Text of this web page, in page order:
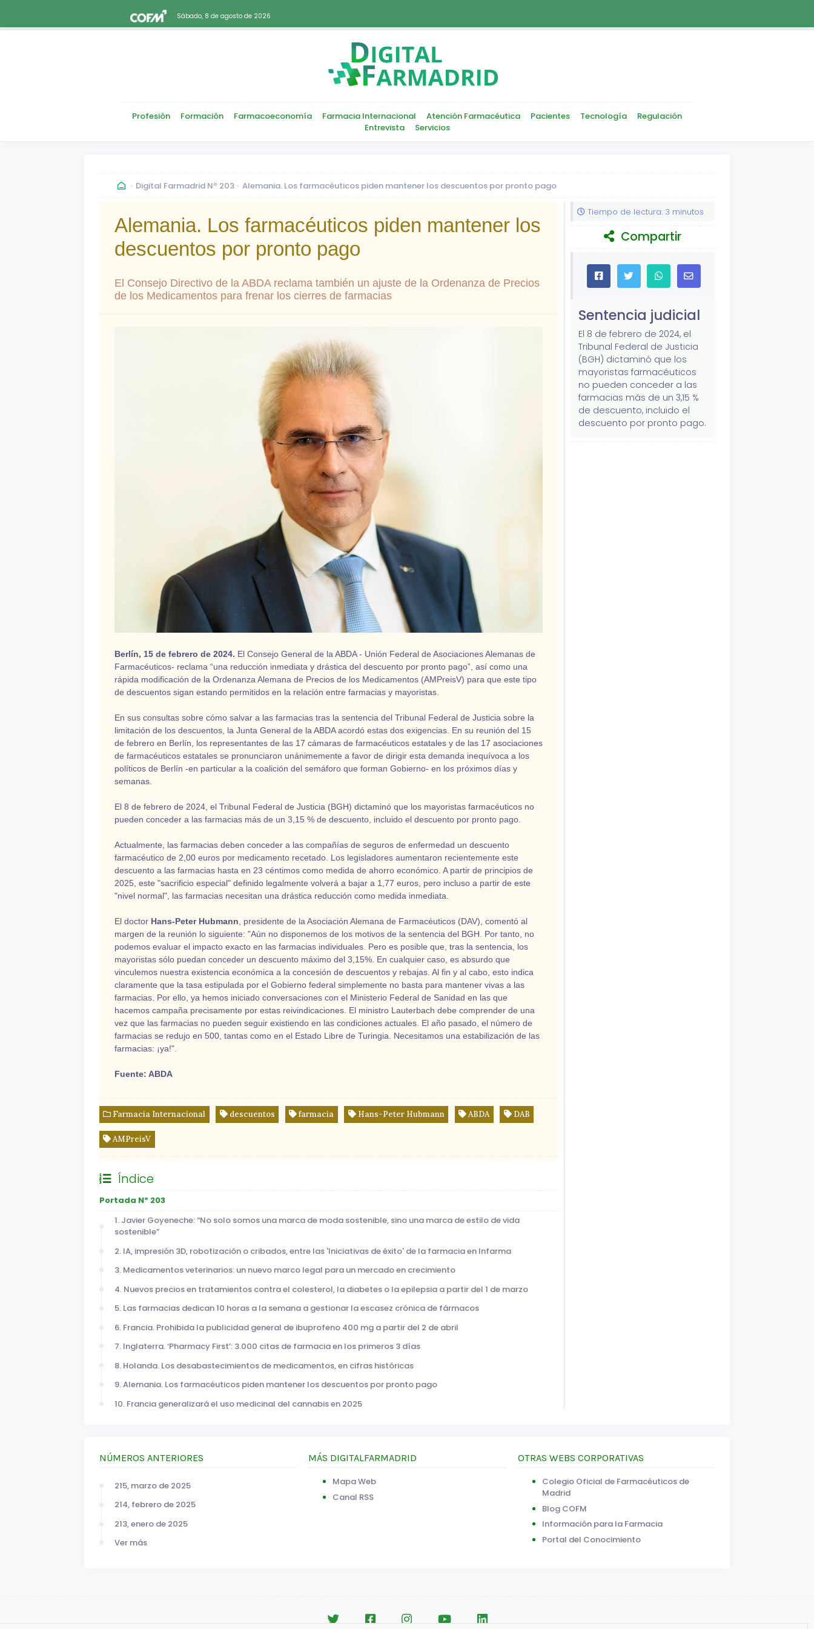
Sábado, 8 de agosto de 2026
Profesión Formación Farmacoeconomía Farmacia Internacional Atención Farmacéutica Pacientes Tecnología
Regulación
Entrevista
Servicios
Digital Farmadrid Nº 203 Alemania. Los farmacéuticos piden mantener los descuentos por pronto pago
Alemania. Los farmacéuticos piden mantener los
descuentos por pronto pago
El Consejo Directivo de la ABDA reclama también un ajuste de la Ordenanza de Precios
de los Medicamentos para frenar los cierres de farmacias
Berlín, 15 de febrero de 2024. El Consejo General de la ABDA - Unión Federal de Asociaciones Alemanas de
Farmacéuticos- reclama “una reducción inmediata y drástica del descuento por pronto pago”, así como una
rápida modificación de la Ordenanza Alemana de Precios de los Medicamentos (AMPreisV) para que este tipo
de descuentos sigan estando permitidos en la relación entre farmacias y mayoristas.
En sus consultas sobre cómo salvar a las farmacias tras la sentencia del Tribunal Federal de Justicia sobre la
limitación de los descuentos, la Junta General de la ABDA acordó estas dos exigencias. En su reunión del 15
de febrero en Berlín, los representantes de las 17 cámaras de farmacéuticos estatales y de las 17 asociaciones
de farmacéuticos estatales se pronunciaron unánimemente a favor de dirigir esta demanda inequívoca a los
políticos de Berlín -en particular a la coalición del semáforo que forman Gobierno- en los próximos días y
semanas.
El 8 de febrero de 2024, el Tribunal Federal de Justicia (BGH) dictaminó que los mayoristas farmacéuticos no
pueden conceder a las farmacias más de un 3,15 % de descuento, incluido el descuento por pronto pago.
Actualmente, las farmacias deben conceder a las compañías de seguros de enfermedad un descuento
farmacéutico de 2,00 euros por medicamento recetado. Los legisladores aumentaron recientemente este
descuento a las farmacias hasta en 23 céntimos como medida de ahorro económico. A partir de principios de
2025, este "sacrificio especial" definido legalmente volverá a bajar a 1,77 euros, pero incluso a partir de este
"nivel normal", las farmacias necesitan una drástica reducción como medida inmediata.
El doctor Hans-Peter Hubmann , presidente de la Asociación Alemana de Farmacéuticos (DAV), comentó al
margen de la reunión lo siguiente: "Aún no disponemos de los motivos de la sentencia del BGH. Por tanto, no
podemos evaluar el impacto exacto en las farmacias individuales. Pero es posible que, tras la sentencia, los
mayoristas sólo puedan conceder un descuento máximo del 3,15%. En cualquier caso, es absurdo que
vinculemos nuestra existencia económica a la concesión de descuentos y rebajas. Al fin y al cabo, esto indica
claramente que la tasa estipulada por el Gobierno federal simplemente no basta para mantener vivas a las
farmacias. Por ello, ya hemos iniciado conversaciones con el Ministerio Federal de Sanidad en las que
hacemos campaña precisamente por estas reivindicaciones. El ministro Lauterbach debe comprender de una
vez que las farmacias no pueden seguir existiendo en las condiciones actuales. El año pasado, el número de
farmacias se redujo en 500, tantas como en el Estado Libre de Turingia. Necesitamos una estabilización de las
farmacias: ¡ya!".
Fuente: ABDA
Farmacia Internacional descuentos farmacia Hans-Peter Hubmann ABDA DAB
AMPreisV
Índice
Portada Nº 203
1. Javier Goyeneche: “No solo somos una marca de moda sostenible, sino una marca de estilo de vida
sostenible”
2. IA, impresión 3D, robotización o cribados, entre las 'Iniciativas de éxito' de la farmacia en Infarma
3. Medicamentos veterinarios: un nuevo marco legal para un mercado en crecimiento
4. Nuevos precios en tratamientos contra el colesterol, la diabetes o la epilepsia a partir del 1 de marzo
5. Las farmacias dedican 10 horas a la semana a gestionar la escasez crónica de fármacos
6. Francia. Prohibida la publicidad general de ibuprofeno 400 mg a partir del 2 de abril
7. Inglaterra. ‘Pharmacy First’: 3.000 citas de farmacia en los primeros 3 días
8. Holanda. Los desabastecimientos de medicamentos, en cifras históricas
9. Alemania. Los farmacéuticos piden mantener los descuentos por pronto pago
10. Francia generalizará el uso medicinal del cannabis en 2025
Tiempo de lectura: 3 minutos
Compartir
Sentencia judicial
El 8 de febrero de 2024, el
Tribunal Federal de Justicia
(BGH) dictaminó que los
mayoristas farmacéuticos
no pueden conceder a las
farmacias más de un 3,15 %
de descuento, incluido el
descuento por pronto pago.
NÚMEROS ANTERIORES
215, marzo de 2025
214, febrero de 2025
213, enero de 2025
Ver más
MÁS DIGITALFARMADRID
Mapa Web
Canal RSS
OTRAS WEBS CORPORATIVAS
Colegio Oficial de Farmacéuticos de
Madrid
Blog COFM
Información para la Farmacia
Portal del Conocimiento